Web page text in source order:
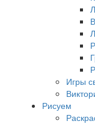
Игры
Рисуем